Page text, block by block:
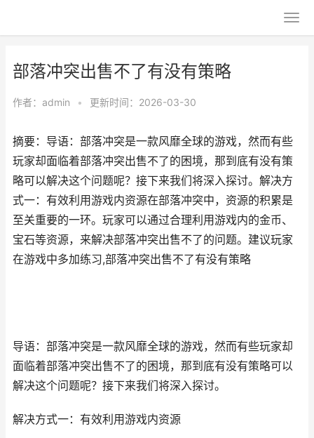
部落冲突出售不了有没有策略
作者： admin • 更新时间：2026-03-30
摘要：导语：部落冲突是一款风靡全球的游戏，然而有些
玩家却面临着部落冲突出售不了的困境，那到底有没有策
略可以解决这个问题呢？接下来我们将深入探讨。解决方
式一：有效利用游戏内资源在部落冲突中，资源的积累是
至关重要的一环。玩家可以通过合理利用游戏内的金币、
宝石等资源，来解决部落冲突出售不了的问题。建议玩家
在游戏中多加练习,部落冲突出售不了有没有策略
导语：部落冲突是一款风靡全球的游戏，然而有些玩家却
面临着部落冲突出售不了的困境，那到底有没有策略可以
解决这个问题呢？接下来我们将深入探讨。
解决方式一：有效利用游戏内资源